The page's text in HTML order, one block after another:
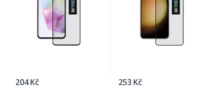
204 Kč 253 Kč